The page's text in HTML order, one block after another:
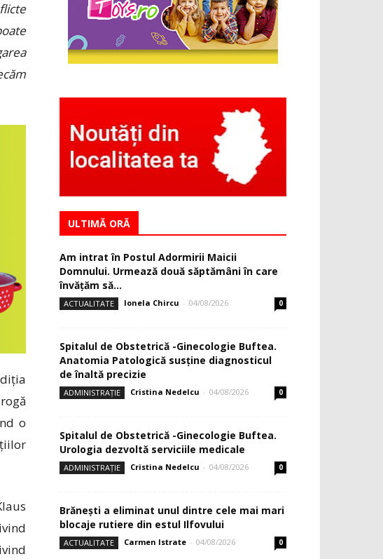
o
ULTIMĂ ORĂ
Am intrat în Postul Adormirii Maicii
Domnului. Urmează două săptămâni în care
învăţăm să...
ACTUALITATE Ionela Chircu - 04/08/2026 0
Spitalul de Obstetrică -Ginecologie Buftea.
Anatomia Patologică susţine diagnosticul
de înaltă precizie
ADMINISTRAȚIE Cristina Nedelcu - 04/08/2026 0
Spitalul de Obstetrică -Ginecologie Buftea.
Urologia dezvoltă serviciile medicale
ADMINISTRAȚIE Cristina Nedelcu - 04/08/2026 0
Brănești a eliminat unul dintre cele mai mari
blocaje rutiere din estul Ilfovului
ACTUALITATE Carmen Istrate - 04/08/2026 0